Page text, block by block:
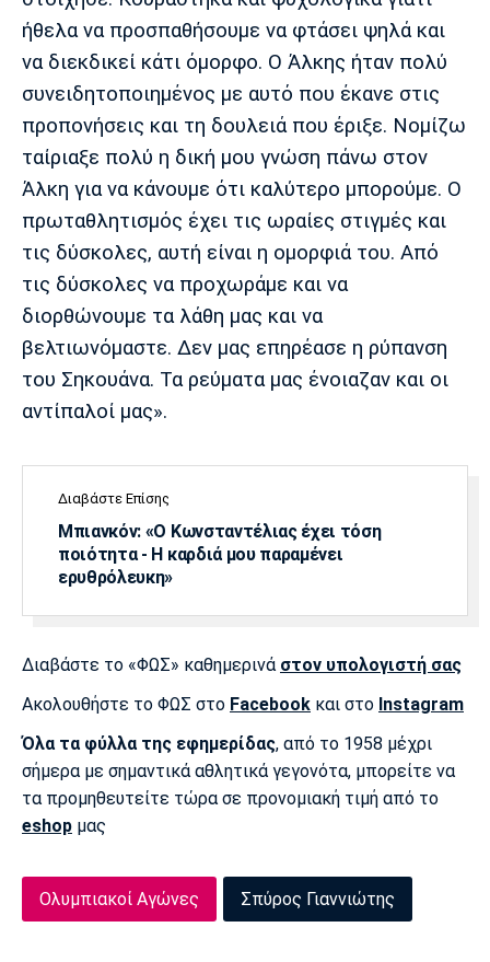
ήθελα να προσπαθήσουμε να φτάσει ψηλά και
να διεκδικεί κάτι όμορφο. Ο Άλκης ήταν πολύ
συνειδητοποιημένος με αυτό που έκανε στις
προπονήσεις και τη δουλειά που έριξε. Νομίζω
ταίριαξε πολύ η δική μου γνώση πάνω στον
Άλκη για να κάνουμε ότι καλύτερο μπορούμε. Ο
πρωταθλητισμός έχει τις ωραίες στιγμές και
τις δύσκολες, αυτή είναι η ομορφιά του. Από
τις δύσκολες να προχωράμε και να
διορθώνουμε τα λάθη μας και να
βελτιωνόμαστε. Δεν μας επηρέασε η ρύπανση
του Σηκουάνα. Τα ρεύματα μας ένοιαζαν και οι
αντίπαλοί μας».
Διαβάστε Επίσης
Μπιανκόν: «Ο Κωνσταντέλιας έχει τόση
ποιότητα - Η καρδιά μου παραμένει
ερυθρόλευκη»
Διαβάστε το «ΦΩΣ» καθημερινά στον υπολογιστή σας
Ακολουθήστε το ΦΩΣ στο Facebook και στο Instagram
Όλα τα φύλλα της εφημερίδας, από το 1958 μέχρι
σήμερα με σημαντικά αθλητικά γεγονότα, μπορείτε να
τα προμηθευτείτε τώρα σε προνομιακή τιμή από το
eshop μας
Ολυμπιακοί Αγώνες Σπύρος Γιαννιώτης